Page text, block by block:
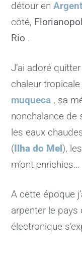
détour en
côté,
Rio .
J’ai adoré
chaleur tropicale
muqueca , sa
nonchalance de
les eaux
( Ilha do Mel ),
m’ont enrichies…
A cette époque
arpenter le pays
électronique